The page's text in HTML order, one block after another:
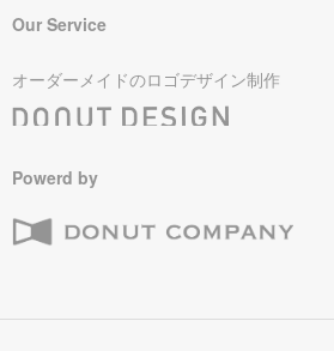
Our Service
オーダーメイドのロゴデザイン制作
Powerd by